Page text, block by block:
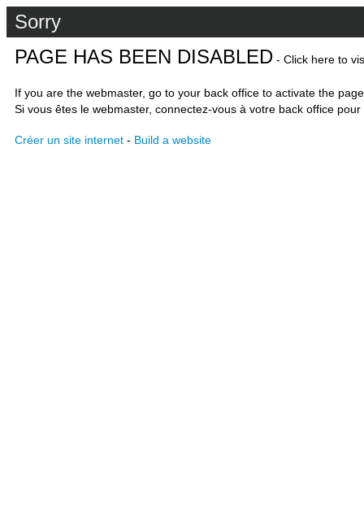
Sorry
PAGE HAS BEEN DISABLED - Click here to
If you are the webmaster, go to your back office to activate the
Si vous êtes le webmaster, connectez-vous à votre back office
Créer un site internet - Build a website